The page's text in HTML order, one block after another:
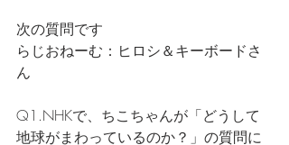
次の質問です
らじおねーむ：ヒロシ＆キーボードさ
ん
Q1.NHKで、ちこちゃんが「どうして
地球がまわっているのか？」の質問に